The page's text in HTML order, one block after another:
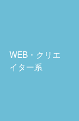
WEB・クリエ
イター系